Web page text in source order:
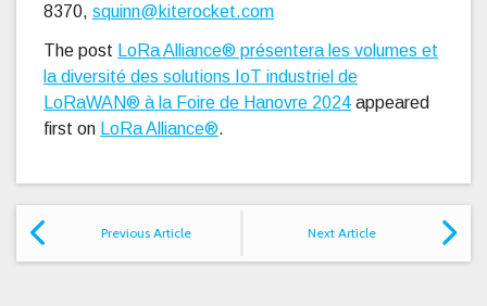
8370, squinn@kiterocket.com
The post LoRa Alliance® présentera les volumes et
la diversité des solutions IoT industriel de
LoRaWAN® à la Foire de Hanovre 2024 appeared
first on LoRa Alliance®.
Previous Article Next Article